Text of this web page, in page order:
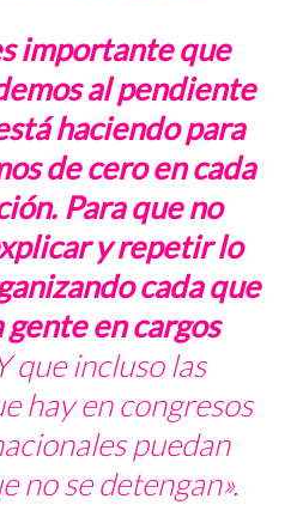
importante que
al pendiente
haciendo para
de cero en cada
Para que no
y repetir lo
cada que
gente en cargos
que incluso las
hay en congresos
puedan
no se detengan».